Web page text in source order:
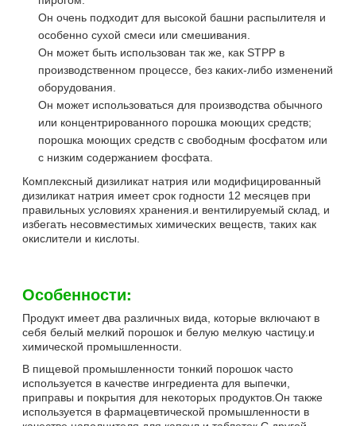
Он очень подходит для высокой башни распылителя и
особенно сухой смеси или смешивания.
Он может быть использован так же, как STPP в
производственном процессе, без каких-либо изменений
оборудования.
Он может использоваться для производства обычного
или концентрированного порошка моющих средств;
порошка моющих средств с свободным фосфатом или
с низким содержанием фосфата.
Комплексный дизиликат натрия или модифицированный
дизиликат натрия имеет срок годности 12 месяцев при
правильных условиях хранения.и вентилируемый склад, и
избегать несовместимых химических веществ, таких как
окислители и кислоты.
Особенности:
Продукт имеет два различных вида, которые включают в
себя белый мелкий порошок и белую мелкую частицу.и
химической промышленности.
В пищевой промышленности тонкий порошок часто
используется в качестве ингредиента для выпечки,
приправы и покрытия для некоторых продуктов.Он также
используется в фармацевтической промышленности в